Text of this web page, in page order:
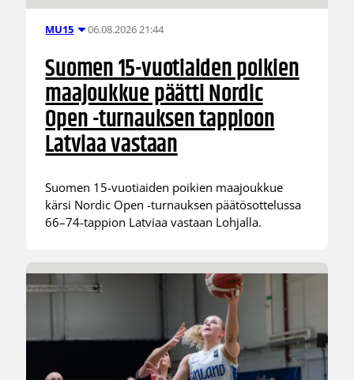
MU15 06.08.2026 21:44
Suomen 15-vuotiaiden poikien
maajoukkue päätti Nordic
Open -turnauksen tappioon
Latviaa vastaan
Suomen 15-vuotiaiden poikien maajoukkue
kärsi Nordic Open -turnauksen päätösottelussa
66–74-tappion Latviaa vastaan Lohjalla.